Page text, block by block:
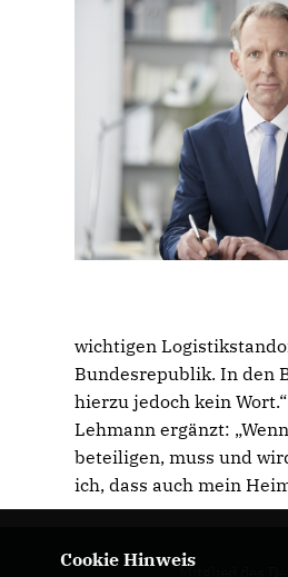
wichtigen
Bundesrepublik. In den
hierzu jedoch kein Wort.“
Lehmann ergänzt:
beteiligen, muss und
ich, dass auch mein
Mitglied des
Cookie Hinweis